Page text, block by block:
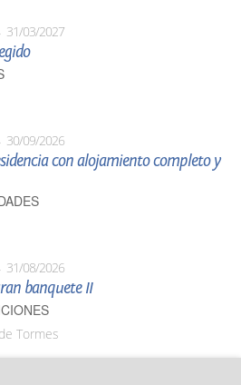
31/03/2027
30/09/2026
con alojamiento completo y
31/08/2026
banquete II
Tormes